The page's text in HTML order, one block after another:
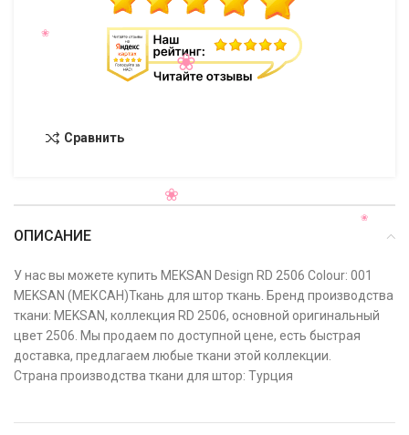
Сравнить
ОПИСАНИЕ
У нас вы можете купить MEKSAN Design RD 2506 Colour: 001
MEKSAN (МЕКСАН)Ткань для штор ткань. Бренд производства
ткани: MEKSAN, коллекция RD 2506, основной оригинальный
цвет 2506. Мы продаем по доступной цене, есть быстрая
доставка, предлагаем любые ткани этой коллекции.
Страна производства ткани для штор: Турция